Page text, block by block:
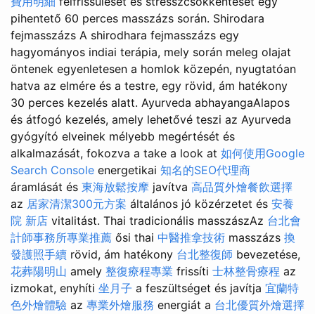
pihentető 60 perces masszázs során. Shirodara
fejmasszázs A shirodhara fejmasszázs egy
hagyományos indiai terápia, mely során meleg olajat
öntenek egyenletesen a homlok közepén, nyugtatóan
hatva az elmére és a testre, egy rövid, ám hatékony
30 perces kezelés alatt. Ayurveda abhayangaAlapos
és átfogó kezelés, amely lehetővé teszi az Ayurveda
gyógyító elveinek mélyebb megértését és
alkalmazását, fokozva a take a look at 如何使用Google
Search Console energetikai 知名的SEO代理商
áramlását és 東海放鬆按摩 javítva 高品質外燴餐飲選擇
az 居家清潔300元方案 általános jó közérzetet és 安養
院 新店 vitalitást. Thai tradicionális masszászAz 台北會
計師事務所專業推薦 ősi thai 中醫推拿技術 masszázs 換
發護照手續 rövid, ám hatékony 台北整復師 bevezetése,
花葬陽明山 amely 整復療程專業 frissíti 士林整骨療程 az
izmokat, enyhíti 坐月子 a feszültséget és javítja 宜蘭特
色外燴體驗 az 專業外燴服務 energiát a 台北優質外燴選擇